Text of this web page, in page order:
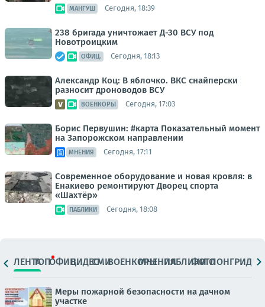
МАНГУШ Сегодня, 18:39
238 бригада уничтожает Д-30 ВСУ под
Новотроицким
ОФИЦ. Сегодня, 18:13
Александр Коц: В яблочко. ВКС снайперски
разносит дроноводов ВСУ
ВОЕНКОРЫ Сегодня, 17:03
Борис Первушин: #карта Показательный момент
на Запорожском направлении
МНЕНИЯ Сегодня, 17:11
Современное оборудование и новая кровля: в
Енакиево ремонтируют Дворец спорта
«Шахтёр»
ПАБЛИКИ Сегодня, 18:08
ЛЕНТАТОПОФИЦ.ВИДЕОСМИВОЕНКОРЫМНЕНИЯПАБЛИКИ
ФОТОЛОНГРИДЫ
Меры пожарной безопасности на дачном
участке